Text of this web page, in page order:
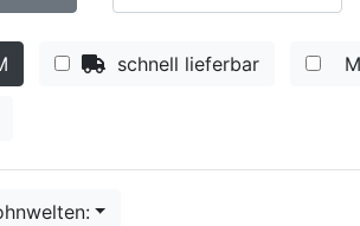
schnell lieferbar